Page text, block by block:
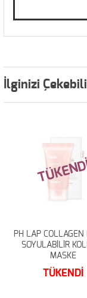
İlginizi
PH LAP COLLAGEN
SOYULABİLİR
MASKE
TÜKENDİ